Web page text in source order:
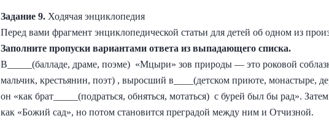
Задание 9. Ходячая энциклопедия
Перед вами фрагмент энциклопедической статьи для детей об одном из
Заполните пропуски вариантами ответа из выпадающего списка.
В_____(балладе, драме, поэме) «Мцыри» зов природы — это роковой
мальчик, крестьянин, поэт) , выросший в____(детском приюте, монастыре,
он «как брат_____(подраться, обняться, мотаться) с бурей был бы рад».
как «Божий сад», но потом становится преградой между ним и Отчизной.